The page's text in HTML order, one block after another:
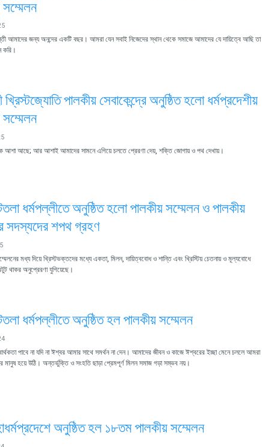
সম্মেলন
আমাদের জন্য অনন্দের একটি বছর। আমরা যেন সবাই নিজেদের স্থান থেকে সমাজে আমাদের যে দায়িত্বে আছি তা
করি।
খ্রিস্টজ্যোতি পালকীয় সেবাকেন্দ্রে অনুষ্ঠিত হলো ধর্মপ্রদেশীয়
সম্মেলন
আশা আছে; আর আশাই আমাদের সামনে এগিয়ে চলতে প্রেরণা দেয়, শক্তি জোগায় ও পথ দেখায়।
ধর্মপল্লীতে অনুষ্ঠিত হলো পালকীয় সম্মেলন ও পালকীয়
সদস্যদের শপথ গ্রহণ
মধ্য দিয়ে খ্রিস্টভক্তদের মধ্যে একতা, মিলন, দায়িত্ববোধ ও শান্তি এবং খ্রিস্টিয় চেতনায় ও মূল্যবোধে
থাকর অনুপ্রেরণা যুগিয়েছে।
ধর্মপল্লীতে অনুষ্ঠিত হল পালকীয় সম্মেলন
পাবে না যদি না ঈশ্বর আমার সাথে সমর্থন না দেন। আমাদের জীবন ও কাজে ঈশ্বরের ইচ্ছা মেনে চললে আমরা
মানুষ হয়ে উঠি। অন্তর্ভুক্তি ও সংহতি ছাড়া প্রেমপূর্ণ মিলন সমাজ গড়া সম্ভব নয়।
অনুষ্ঠিত হল ১৮তম পালকীয় সম্মেলন